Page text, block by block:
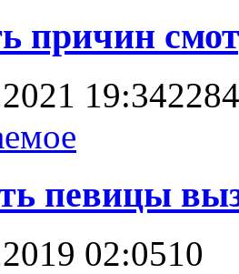
причин
19:34
певицы
02:0510